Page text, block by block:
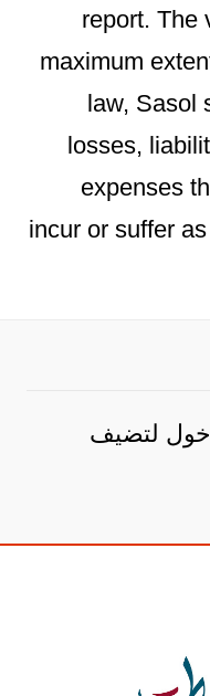
report. The
maximum
law, Sasol
losses,
expenses
incur or suffer
لتضيف